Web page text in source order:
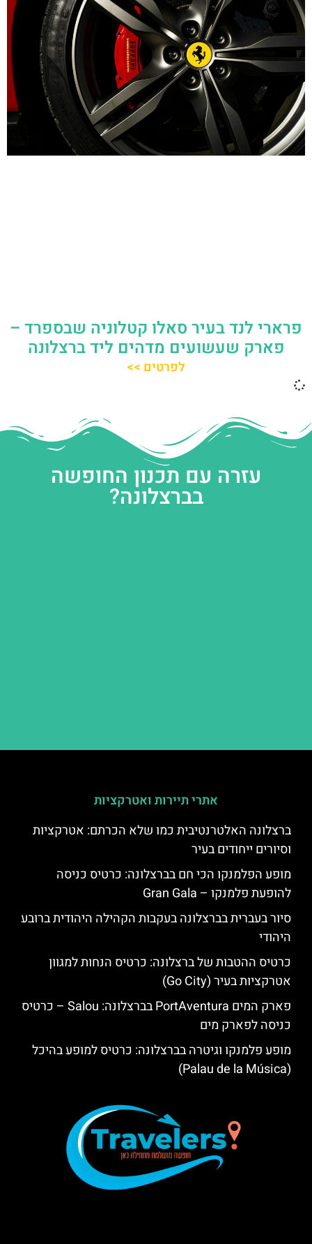
פרארי לנד בעיר סאלו קטלוניה שבספרד –
פארק שעשועים מדהים ליד ברצלונה
לפרטים >>
עזרה עם תכנון החופשה
בברצלונה?
אתרי תיירות ואטרקציות
ברצלונה האלטרנטיבית כמו שלא הכרתם: אטרקציות
וסיורים ייחודים בעיר
מופע הפלמנקו הכי חם בברצלונה: כרטיס כניסה
להופעת פלמנקו – Gran Gala
סיור בעברית בברצלונה בעקבות הקהילה היהודית ברובע
היהודי
כרטיס ההטבות של ברצלונה: כרטיס הנחות למגוון
אטרקציות בעיר (Go City)
פארק המים PortAventura בברצלונה: Salou – כרטיס
כניסה לפארק מים
מופע פלמנקו וגיטרה בברצלונה: כרטיס למופע בהיכל
(Palau de la Música)